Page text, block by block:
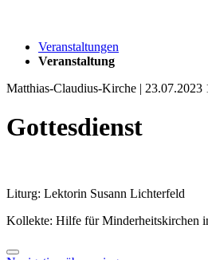
Veranstaltungen
Veranstaltung
Matthias-Claudius-Kirche | 23.07.2023
Gottesdienst
Liturg: Lektorin Susann Lichterfeld
Kollekte: Hilfe für Minderheitskirchen